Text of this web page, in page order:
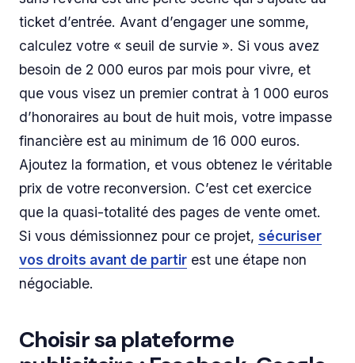
ticket d’entrée. Avant d’engager une somme,
calculez votre « seuil de survie ». Si vous avez
besoin de 2 000 euros par mois pour vivre, et
que vous visez un premier contrat à 1 000 euros
d’honoraires au bout de huit mois, votre impasse
financière est au minimum de 16 000 euros.
Ajoutez la formation, et vous obtenez le véritable
prix de votre reconversion. C’est cet exercice
que la quasi-totalité des pages de vente omet.
Si vous démissionnez pour ce projet, sécuriser
vos droits avant de partir est une étape non
négociable.
Choisir sa plateforme